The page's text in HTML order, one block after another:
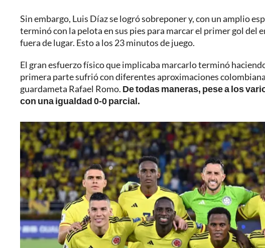
Sin embargo, Luis Díaz se logró sobreponer y, con un amplio
terminó con la pelota en sus pies para marcar el primer gol
fuera de lugar. Esto a los 23 minutos de juego.
El gran esfuerzo físico que implicaba marcarlo terminó
primera parte sufrió con diferentes aproximaciones
guardameta Rafael Romo. De todas maneras, pese a los
con una igualdad 0-0 parcial.